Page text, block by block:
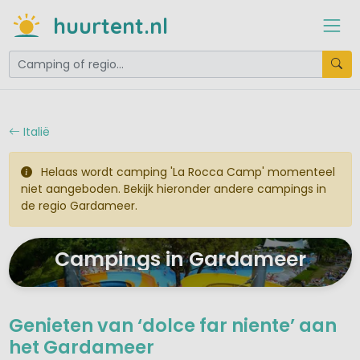
huurtent.nl
Italië
Helaas wordt camping 'La Rocca Camp' momenteel
niet aangeboden. Bekijk hieronder andere campings in
de regio Gardameer.
Campings in Gardameer
Genieten van ‘dolce far niente’ aan
het Gardameer